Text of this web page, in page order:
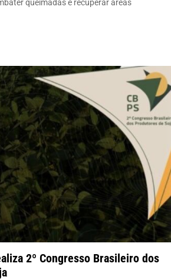
queimadas e recuperar áreas
2º Congresso Brasileiro dos